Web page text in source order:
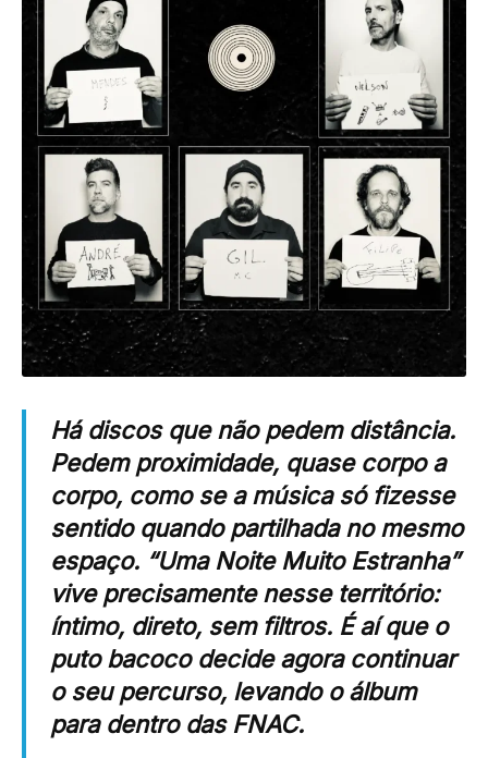
Há discos que não pedem distância.
Pedem proximidade, quase corpo a
corpo, como se a música só fizesse
sentido quando partilhada no mesmo
espaço. “Uma Noite Muito Estranha”
vive precisamente nesse território:
íntimo, direto, sem filtros. É aí que o
puto bacoco decide agora continuar
o seu percurso, levando o álbum
para dentro das FNAC.